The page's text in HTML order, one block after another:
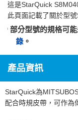
這是StarQuick
此頁面記載了關於型
部分型號的規格可
錄 。
產品資訊
StarQuick為
配合時規皮帶，可作為